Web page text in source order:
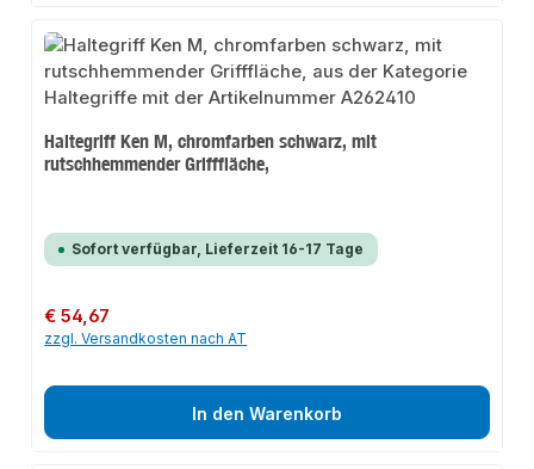
Haltegriff Ken M, chromfarben schwarz, mit
rutschhemmender Grifffläche,
Sofort verfügbar, Lieferzeit 16-17 Tage
Regulärer Preis:
€ 54,67
zzgl. Versandkosten nach AT
In den Warenkorb